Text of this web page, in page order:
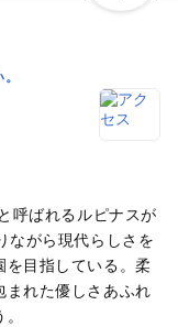
呼ばれるルピナスが
ながら現代らしさを
を目指している。柔
まれた優しさあふれ